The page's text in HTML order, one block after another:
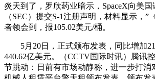
炎天到了，罗欣药业暗示，SpaceX向美
（SEC）提交S-1注册声明，材料显示，”
者领会到，报105.02美元/桶。
5月20日，正式颁布发表，同比增加
440.62亿美元。（CCTV国际时讯）腾讯
节跳动：日前有市场动静称，进一步打消